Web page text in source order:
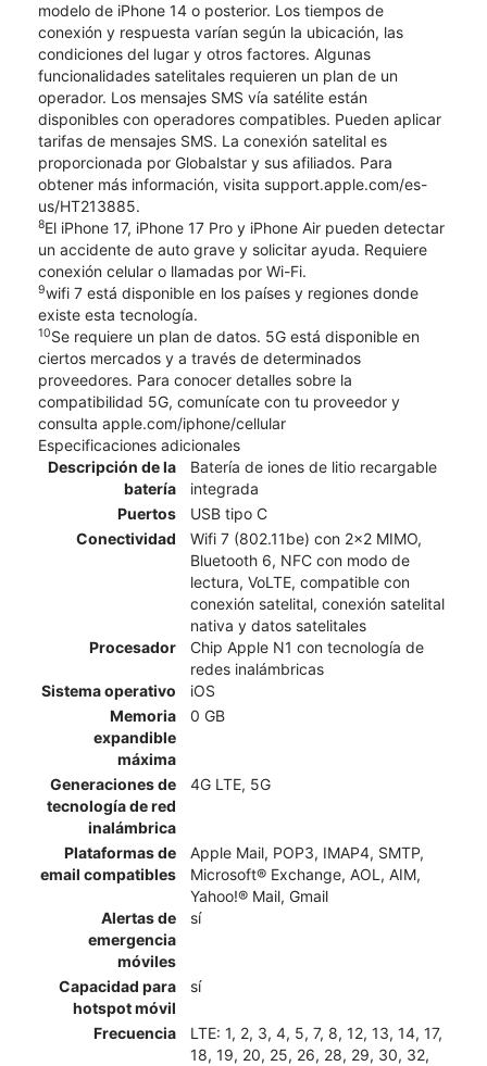
modelo de iPhone 14 o posterior. Los tiempos de
conexión y respuesta varían según la ubicación, las
condiciones del lugar y otros factores. Algunas
funcionalidades satelitales requieren un plan de un
operador. Los mensajes SMS vía satélite están
disponibles con operadores compatibles. Pueden aplicar
tarifas de mensajes SMS. La conexión satelital es
proporcionada por Globalstar y sus afiliados. Para
obtener más información, visita support.apple.com/es-
us/HT213885.
8El iPhone 17, iPhone 17 Pro y iPhone Air pueden detectar
un accidente de auto grave y solicitar ayuda. Requiere
conexión celular o llamadas por Wi-Fi.
9wifi 7 está disponible en los países y regiones donde
existe esta tecnología.
10Se requiere un plan de datos. 5G está disponible en
ciertos mercados y a través de determinados
proveedores. Para conocer detalles sobre la
compatibilidad 5G, comunícate con tu proveedor y
consulta apple.com/iphone/cellular
Especificaciones adicionales
Descripción de la
batería
Batería de iones de litio recargable
integrada
Puertos
USB tipo C
Conectividad
Wifi 7 (802.11be) con 2x2 MIMO,
Bluetooth 6, NFC con modo de
lectura, VoLTE, compatible con
conexión satelital, conexión satelital
nativa y datos satelitales
Procesador
Chip Apple N1 con tecnología de
redes inalámbricas
Sistema operativo
iOS
Memoria
expandible
máxima
0 GB
Generaciones de
tecnología de red
inalámbrica
4G LTE, 5G
Plataformas de
email compatibles
Apple Mail, POP3, IMAP4, SMTP,
Microsoft® Exchange, AOL, AIM,
Yahoo!® Mail, Gmail
Alertas de
emergencia
móviles
sí
Capacidad para
hotspot móvil
sí
Frecuencia
LTE: 1, 2, 3, 4, 5, 7, 8, 12, 13, 14, 17,
18, 19, 20, 25, 26, 28, 29, 30, 32,